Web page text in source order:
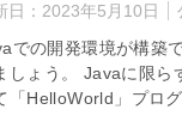
日： 2023年5月10日
での開発環境が構築
しょう。 Javaに限ら
「HelloWorld」プロ